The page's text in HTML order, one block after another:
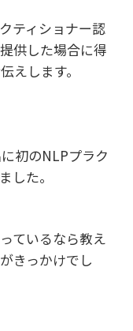
ティショナー認
供した場合に得
えします。
初のNLPプラク
した。
ているなら教え
きっかけでし